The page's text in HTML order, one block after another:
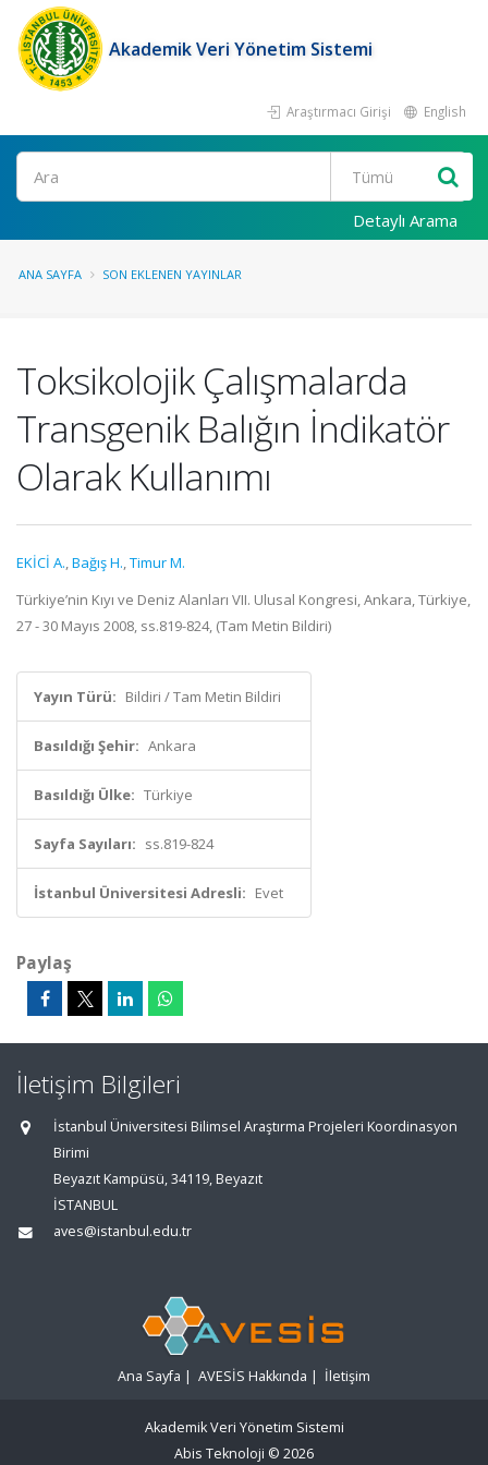
Akademik Veri Yönetim Sistemi
Araştırmacı Girişi English
Ara
Detaylı Arama
ANA SAYFA SON EKLENEN YAYINLAR
Toksikolojik Çalışmalarda
Transgenik Balığın İndikatör
Olarak Kullanımı
EKİCİ A.,Bağış H.,Timur M.
Türkiye’nin Kıyı ve Deniz Alanları VII. Ulusal Kongresi, Ankara, Türkiye,
27 - 30 Mayıs 2008, ss.819-824, (Tam Metin Bildiri)
Yayın Türü: Bildiri / Tam Metin Bildiri
Basıldığı Şehir: Ankara
Basıldığı Ülke: Türkiye
Sayfa Sayıları: ss.819-824
İstanbul Üniversitesi Adresli: Evet
Paylaş
İletişim Bilgileri
İstanbul Üniversitesi Bilimsel Araştırma Projeleri Koordinasyon
Birimi
Beyazıt Kampüsü, 34119, Beyazıt
İSTANBUL
aves@istanbul.edu.tr
Ana Sayfa | AVESİS Hakkında | İletişim
Akademik Veri Yönetim Sistemi
Abis Teknoloji © 2026